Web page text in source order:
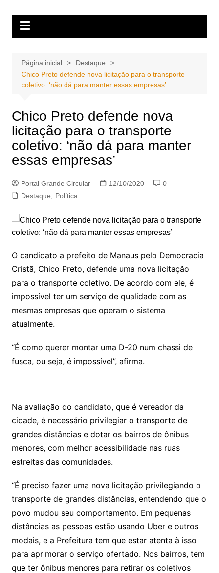
Portal Grande Circular
Página inicial
Destaque
Chico Preto defende nova licitação para o transporte
coletivo: ‘não dá para manter essas empresas’
Chico Preto defende nova
licitação para o transporte
coletivo: ‘não dá para manter
essas empresas’
Portal Grande Circular 12/10/2020
0
Destaque
Política
O candidato a prefeito de Manaus pelo Democracia
Cristã, Chico Preto, defende uma nova licitação
para o transporte coletivo. De acordo com ele, é
impossível ter um serviço de qualidade com as
mesmas empresas que operam o sistema
atualmente.
“É como querer montar uma D-20 num chassi de
fusca, ou seja, é impossível”, afirma.
Na avaliação do candidato, que é vereador da
cidade, é necessário privilegiar o transporte de
grandes distâncias e dotar os bairros de ônibus
menores, com melhor acessibilidade nas ruas
estreitas das comunidades.
“É preciso fazer uma nova licitação privilegiando o
transporte de grandes distâncias, entendendo que o
povo mudou seu comportamento. Em pequenas
distâncias as pessoas estão usando Uber e outros
modais, e a Prefeitura tem que estar atenta à isso
para aprimorar o serviço ofertado. Nos bairros, tem
que ter ônibus menores para retirar os coletivos